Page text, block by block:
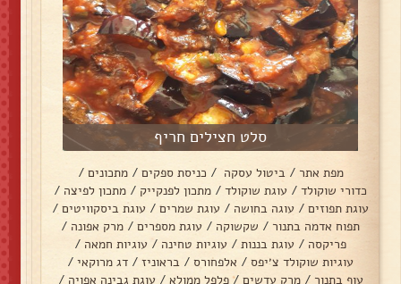
סלט חצילים חריף
מפת אתר / ביטול עסקה / כניסת ספקים / מתכונים /
כדורי שוקולד / עוגת שוקולד / מתכון לפנקייק / מתכון לפיצה /
עוגת תפוזים / עוגה בחושה / עוגת שמרים / עוגת ביסקוויטים /
תפוח אדמה בתנור / שקשוקה / עוגת מספרים / מרק אפונה /
פריקסה / עוגת בננות / עוגיות טחינה / עוגיות חמאה /
עוגיות שוקולד צ׳יפס / אלפחורס / בראוניז / דג מרוקאי /
עוף בתנור / מרק עדשים / פלפל ממולא / עוגת גבינה אפויה /